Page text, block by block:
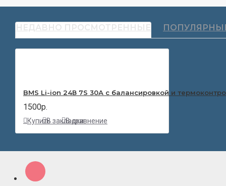
НЕДАВНО ПРОСМОТРЕННЫЕ
BMS Li-ion 24В 7S 30А с балансировкой и
1500р.
КупитьВ закладкиВ сравнение